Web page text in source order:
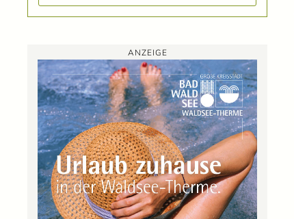
ANZEIGE